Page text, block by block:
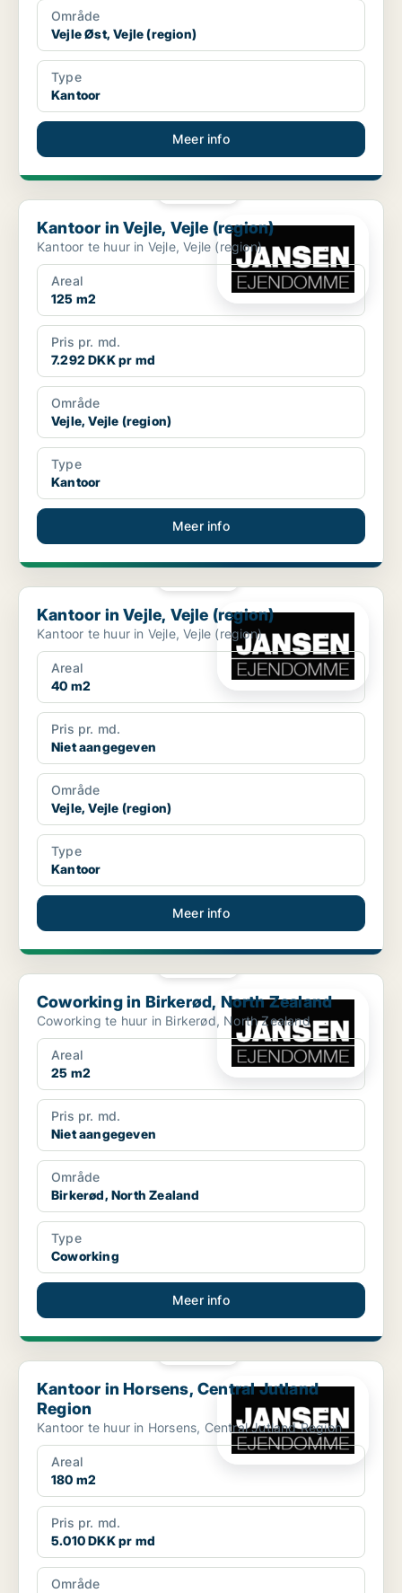
Område
Vejle Øst, Vejle (region)
Type
Kantoor
Meer info
Kantoor in Vejle, Vejle (region)
Kantoor in Vejle, Vejle (region)
Kantoor te huur in Vejle, Vejle (region)
Areal
125 m2
Pris pr. md.
7.292 DKK pr md
Område
Vejle, Vejle (region)
Type
Kantoor
Meer info
Kantoor in Vejle, Vejle (region)
Kantoor in Vejle, Vejle (region)
Kantoor te huur in Vejle, Vejle (region)
Areal
40 m2
Pris pr. md.
Niet aangegeven
Område
Vejle, Vejle (region)
Type
Kantoor
Meer info
Coworking in Birkerød, North Zealand
Coworking in Birkerød, North Zealand
Coworking te huur in Birkerød, North Zealand
Areal
25 m2
Pris pr. md.
Niet aangegeven
Område
Birkerød, North Zealand
Type
Coworking
Meer info
Kantoor in Horsens, Central Jutland Region
Kantoor in Horsens, Central Jutland
Region
Kantoor te huur in Horsens, Central Jutland Region
Areal
180 m2
Pris pr. md.
5.010 DKK pr md
Område